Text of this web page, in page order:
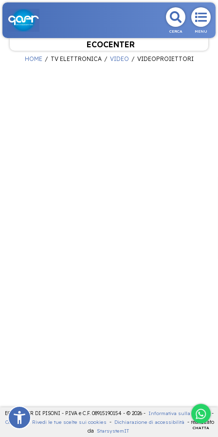
CERCA MENU
ECOCENTER
CHATTA
HOME TV ELETTRONICA VIDEO VIDEOPROIETTORI
ECOCENTER DI PISONI - P.IVA e C.F. 08915190154 - © 2026 - Informativa sulla privacy
-
Cookies
- Rivedi le tue scelte sui cookies - Dichiarazione di accessibilità - realizzato
da
StarsystemIT